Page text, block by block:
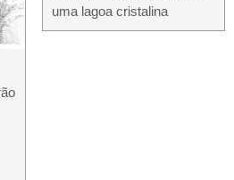
uma lagoa cristalina